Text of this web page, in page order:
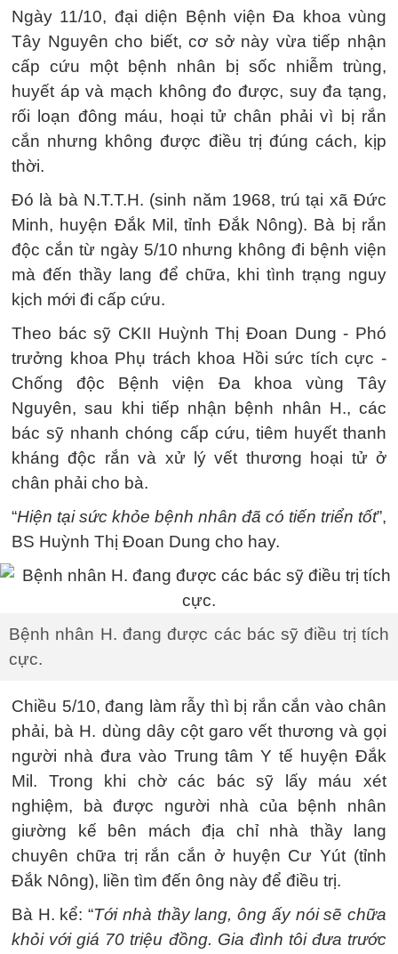
Ngày 11/10, đại diện Bệnh viện Đa khoa vùng
Tây Nguyên cho biết, cơ sở này vừa tiếp nhận
cấp cứu một bệnh nhân bị sốc nhiễm trùng,
huyết áp và mạch không đo được, suy đa tạng,
rối loạn đông máu, hoại tử chân phải vì bị rắn
cắn nhưng không được điều trị đúng cách, kịp
thời.
Đó là bà N.T.T.H. (sinh năm 1968, trú tại xã Đức
Minh, huyện Đắk Mil, tỉnh Đắk Nông). Bà bị rắn
độc cắn từ ngày 5/10 nhưng không đi bệnh viện
mà đến thầy lang để chữa, khi tình trạng nguy
kịch mới đi cấp cứu.
Theo bác sỹ CKII Huỳnh Thị Đoan Dung - Phó
trưởng khoa Phụ trách khoa Hồi sức tích cực -
Chống độc Bệnh viện Đa khoa vùng Tây
Nguyên, sau khi tiếp nhận bệnh nhân H., các
bác sỹ nhanh chóng cấp cứu, tiêm huyết thanh
kháng độc rắn và xử lý vết thương hoại tử ở
chân phải cho bà.
“Hiện tại sức khỏe bệnh nhân đã có tiến triển tốt”,
BS Huỳnh Thị Đoan Dung cho hay.
Bệnh nhân H. đang được các bác sỹ điều trị tích
cực.
Chiều 5/10, đang làm rẫy thì bị rắn cắn vào chân
phải, bà H. dùng dây cột garo vết thương và gọi
người nhà đưa vào Trung tâm Y tế huyện Đắk
Mil. Trong khi chờ các bác sỹ lấy máu xét
nghiệm, bà được người nhà của bệnh nhân
giường kế bên mách địa chỉ nhà thầy lang
chuyên chữa trị rắn cắn ở huyện Cư Yút (tỉnh
Đắk Nông), liền tìm đến ông này để điều trị.
Bà H. kể: “Tới nhà thầy lang, ông ấy nói sẽ chữa
khỏi với giá 70 triệu đồng. Gia đình tôi đưa trước